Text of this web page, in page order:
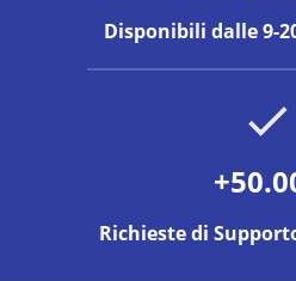
Disponibili dalle 9-
Richieste di